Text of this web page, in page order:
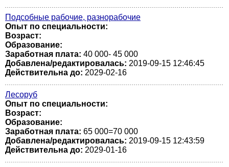
Подсобные рабочие, разнорабочие
Опыт по специальности:
Возраст:
Образование:
Заработная плата: 40 000- 45 000
Добавлена/редактировалась: 2019-09-15 12:46:45
Действительна до: 2029-02-16
Лесоруб
Опыт по специальности:
Возраст:
Образование:
Заработная плата: 65 000=70 000
Добавлена/редактировалась: 2019-09-15 12:43:59
Действительна до: 2029-01-16